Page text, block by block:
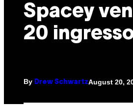
Spacey
20
By Drew SchwartzAugust 20,